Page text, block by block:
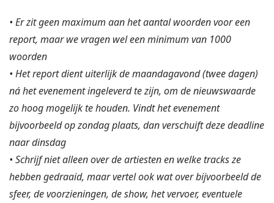
• Er zit geen maximum aan het aantal woorden voor een
report, maar we vragen wel een minimum van 1000
woorden
• Het report dient uiterlijk de maandagavond (twee dagen)
ná het evenement ingeleverd te zijn, om de nieuwswaarde
zo hoog mogelijk te houden. Vindt het evenement
bijvoorbeeld op zondag plaats, dan verschuift deze deadline
naar dinsdag
• Schrijf niet alleen over de artiesten en welke tracks ze
hebben gedraaid, maar vertel ook wat over bijvoorbeeld de
sfeer, de voorzieningen, de show, het vervoer, eventuele